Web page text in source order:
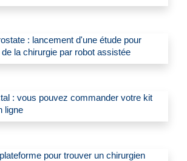
: lancement d'une étude pour
la chirurgie par robot assistée
: vous pouvez commander votre kit
ligne
pour trouver un chirurgien